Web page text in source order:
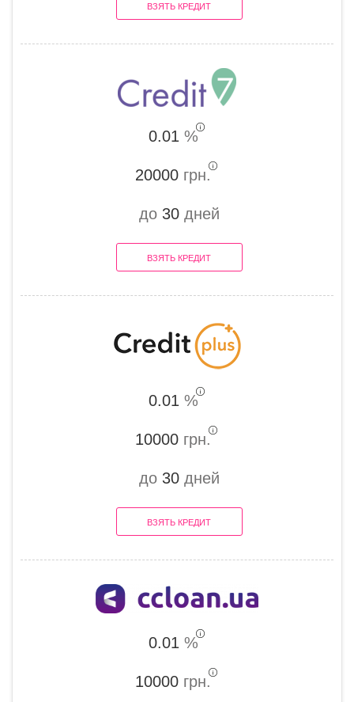
ВЗЯТЬ КРЕДИТ
0.01 %
20000 грн.
до 30дней
ВЗЯТЬ КРЕДИТ
0.01 %
10000 грн.
до 30дней
ВЗЯТЬ КРЕДИТ
0.01%
10000 грн.